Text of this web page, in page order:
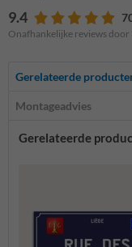
9.4
Onafhankelijke reviews
Gerelateerde
Montageadvies
Gerelateerde